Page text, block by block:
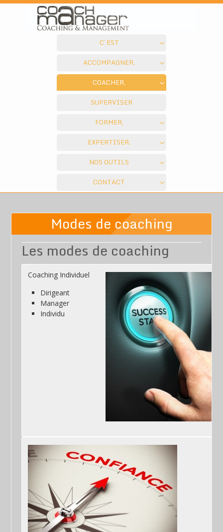
C’EST
ACCOMPAGNER,
COACHER,
SUPERVISER
FORMER,
EXPERTISER.
NOS OUTILS
CONTACT
Modes de coaching
Les modes de coaching
Coaching Individuel
Dirigeant
Manager
Individu